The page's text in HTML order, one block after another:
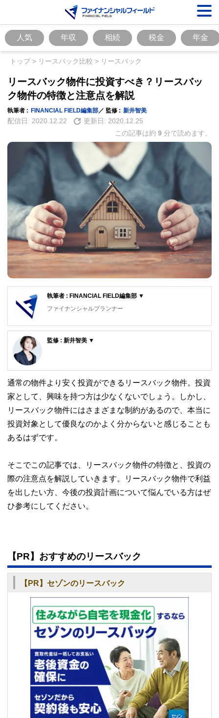
人気 年収 相続 税金 年金
トップ> リースバック比較 > リースバック
リースバック物件に投資すべき？リースバッ
ク物件の特徴と注意点を解説
執筆者 : FINANCIAL FIELD編集部 ／ 監修 : 新井智美
配信日: 2020.12.22 更新日: 2020.12.25
この記事は約 9 分で読めます。
執筆者 : FINANCIAL FIELD編集部 ▼
ファイナンシャルプランナー
FinancialField編集部は、金融、経済に関する記事を、日々
知識がない方でも理解できるようわかりやすく発信していま
験者で構成され、企画立案から記事掲載まですべての工程に
関わることで、読者目線のコンテンツを追求しています。
FinancialFieldの特徴は、ファイナンシャルプランナー、弁
護士、税理士、宅地建物取引士、相続診断士、住宅ローンア
ドバイザー、DCプランナー、公認会計士、社会保険労務
士、行政書士、投資アナリスト、キャリアコンサルタントな
をわかりやすく発信している点です。
このように編集経験豊富なメンバーと金融や経済に精通した
執筆者・監修者による執筆体制を築くことで、内容のわかり
やすさはもちろんのこと、読み応えのあるコンテンツと確か
な情報発信を実現しています。
監修 : 新井智美 ▼
・１級ファイナンシャル・プランニング技能士
・CFP®
・DC(確定拠出年金)プランナー
・住宅ローンアドバイザー
・証券外務員
マネーコンサルタントとしての個人向け相談、NISA・
iDeCoをはじめとした運用にまつわ
以上の執筆・監修をこなしており、これまでの執筆・監修実
通常の物件より安く投資ができるリースバック物件。投資
家として、興味を持つ方は少なくないでしょう。しかし、
リースバック物件にはさまざまな制約があるので、本当に
投資対象として優良なのかよく分からないと感じることも
あるはずです。
そこでこの記事では、リースバック物件の特徴と、投資の
際の注意点を解説していきます。リースバック物件で利益
を出したい方、今後の投資計画について悩んでいる方はぜ
ひ参考にしてください。
【PR】おすすめのリースバック
【PR】セゾンのリースバック